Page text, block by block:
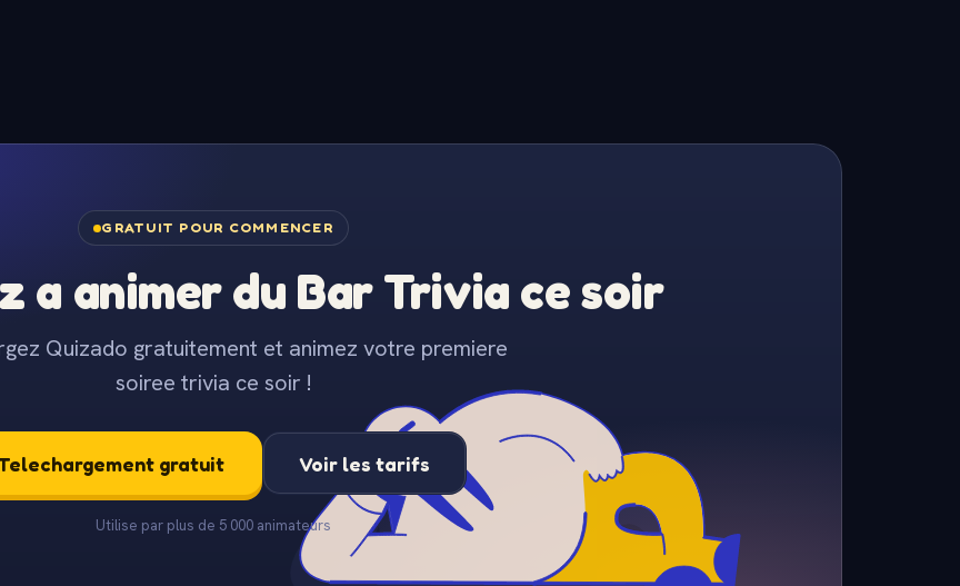
GRATUIT POUR COMMENCER
a animer du Bar Trivia ce soir
Quizado gratuitement et animez votre premiere
soiree trivia ce soir !
gratuit Voir les tarifs
Utilise par plus de 5 000 animateurs